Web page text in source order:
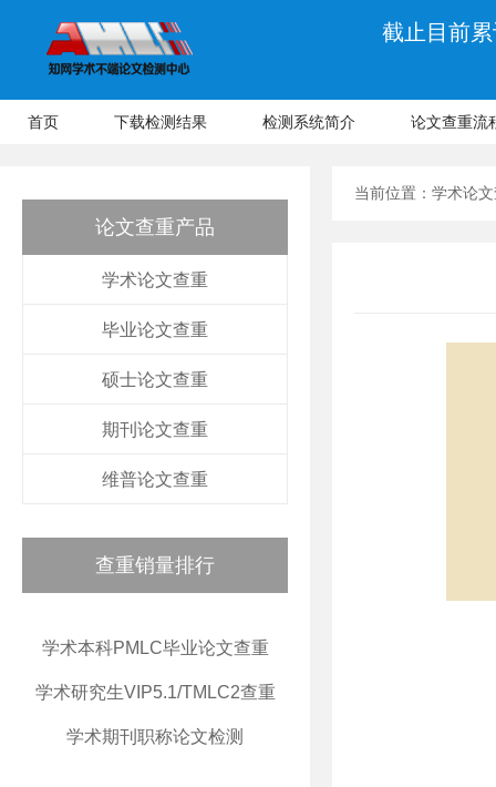
截止目前
首页 下载检测结果 检测系统简介 论文查重流
论文查重产品
学术论文查重
毕业论文查重
硕士论文查重
期刊论文查重
维普论文查重
查重销量排行
学术本科PMLC毕业论文查重
学术研究生VIP5.1/TMLC2查重
学术期刊职称论文检测
当前位置： 学术论